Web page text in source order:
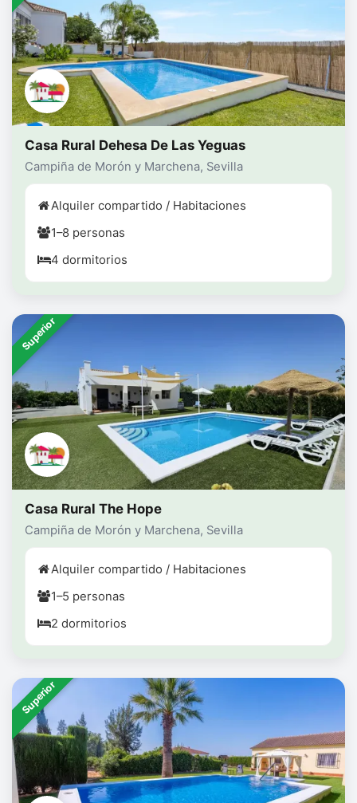
Casa Rural Dehesa De Las Yeguas
Campiña de Morón y Marchena, Sevilla
Alquiler compartido / Habitaciones
1–8 personas
4 dormitorios
Superior
Casa Rural The Hope
Campiña de Morón y Marchena, Sevilla
Alquiler compartido / Habitaciones
1–5 personas
2 dormitorios
Superior